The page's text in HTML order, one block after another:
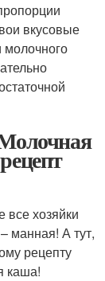
вкусовые
молочного
хозяйки
манная! А тут,
рецепту
каша!